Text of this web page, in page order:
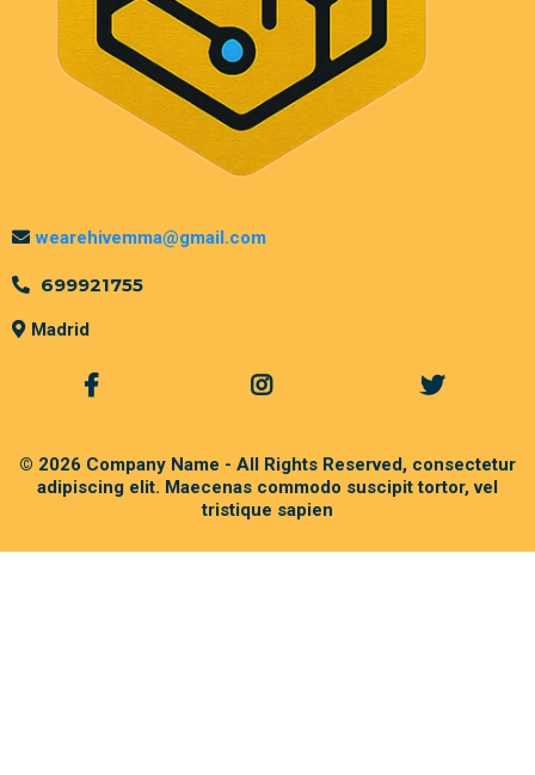
wearehivemma@gmail.com
699921755
Madrid
© 2026 Company Name - All Rights Reserved, consectetur
adipiscing elit. Maecenas commodo suscipit tortor, vel
tristique sapien